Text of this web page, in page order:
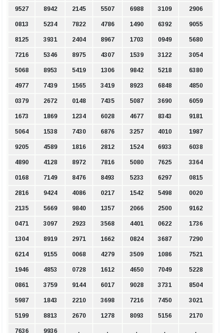
9527 8942 2145 5507 6988 3109 2906
0813 5234 7822 4786 1490 6392 9055
8125 3931 2404 8967 1703 0949 5680
7216 5346 8975 4307 1539 3122 3054
5068 8953 5419 1306 9842 5218 6380
4977 7439 1565 3419 8923 6848 4850
0379 2672 0148 7435 5087 3690 6059
1673 1869 1234 6028 4677 8343 9181
5064 1538 7430 6876 3257 4010 1987
9205 4589 1816 2812 1524 6933 6038
4890 4128 8972 7816 5080 7625 3364
0168 7149 8476 8493 5233 6297 0815
2816 9424 4086 0217 1542 5498 0020
2135 5669 9840 1357 2066 2500 9162
0471 3097 2923 3568 4401 0622 1736
1304 8919 2971 1662 0824 3687 7290
6214 9155 0068 4279 3509 1086 7521
1946 4853 0728 1612 4650 7049 5228
0861 3759 9144 6017 9028 3731 8504
5987 1843 2210 3698 7216 7450 3021
5199 8813 2670 1278 8093 5156 2170
7636 9936 . . . . .